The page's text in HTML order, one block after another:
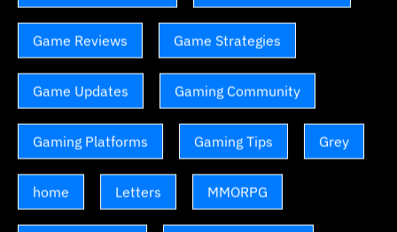
Game Reviews Game Strategies
Game Updates Gaming Community
Gaming Platforms Gaming Tips Grey
home Letters MMORPG